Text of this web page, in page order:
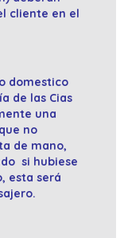
cliente en el
domestico
de las Cias
una
no
de mano,
si hubiese
esta será